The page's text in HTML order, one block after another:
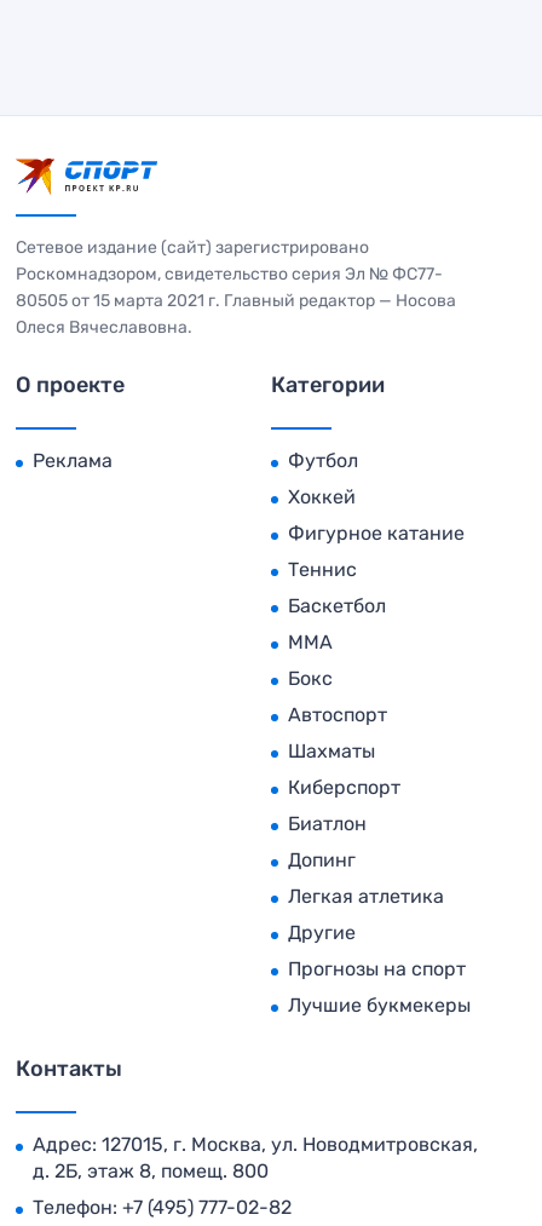
Сетевое издание (сайт) зарегистрировано
Роскомнадзором, свидетельство серия Эл № ФС77-
80505 от 15 марта 2021 г. Главный редактор — Носова
Олеся Вячеславовна.
О проекте
Реклама
Категории
Футбол
Хоккей
Фигурное катание
Теннис
Баскетбол
MMA
Бокс
Автоспорт
Шахматы
Киберспорт
Биатлон
Допинг
Легкая атлетика
Другие
Прогнозы на спорт
Лучшие букмекеры
Контакты
Адрес: 127015, г. Москва, ул. Новодмитровская,
д. 2Б, этаж 8, помещ. 800
Телефон: +7 (495) 777-02-82